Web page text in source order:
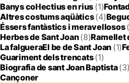
Banys col·lectius en rius (1)
Altres costums aqüàtics(4)
Éssers fantàstics i meravellosos
Herbes de Sant Joan(8)Ramellet
La falgueraEl be de Sant Joan (1)
Guariment dels trencats(1)
Biografia de sant Joan Baptista(3)
Cançoner